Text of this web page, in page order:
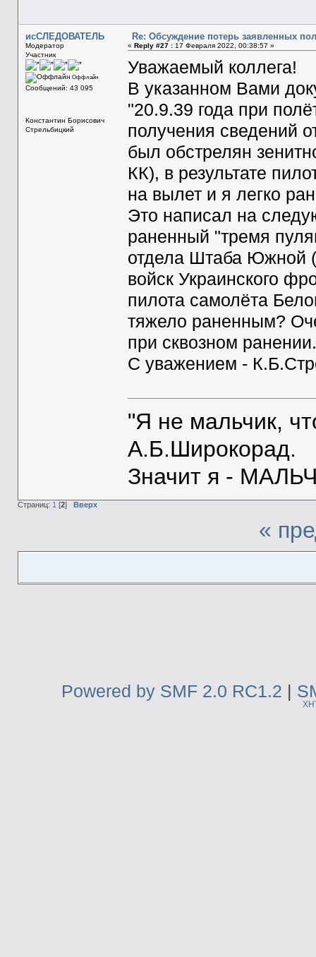
исСЛЕДОВАТЕЛЬ
Модератор
Участник
Оффлайн
Сообщений: 43 095
Константин Борисович
Стрельбицкий
Re: Обсуждение потерь заявленных
« Reply #27 :17 Февраля 2022, 00:38:57 »
Уважаемый коллега!
В указанном Вами
"20.9.39 года при
получения сведений
был обстрелян
КК), в результате
на вылет и я легко
Это написал на
раненный "тремя
отдела Штаба Южной
войск Украинского
пилота самолёта
тяжело раненным?
при сквозном
С уважением -
"Я не мальчик,
А.Б.Широкорад.
Значит я -
Страниц: 1 [2] Вверх
«
Powered by SMF 2.0 RC1.2 |